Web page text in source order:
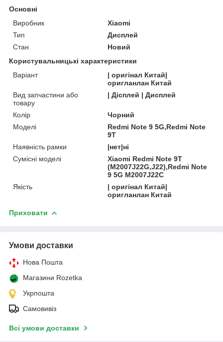
Основні
Виробник
Xiaomi
Тип
Дисплей
Стан
Новий
Користувальницькі характеристики
Варіант
| оригінал Китай|
оригланлан Китай
Вид запчастини або
товару
| Дісплей | Дисплей
Колір
Чорний
Моделі
Redmi Note 9 5G,Redmi Note
9T
Наявність рамки
|нет|ні
Сумісні моделі
Xiaomi Redmi Note 9T
(M2007J22G,J22),Redmi Note
9 5G M2007J22C
Якість
| оригінал Китай|
оригланлан Китай
Приховати
Умови доставки
Нова Пошта
Магазини Rozetka
Укрпошта
Самовивіз
Всі умови доставки